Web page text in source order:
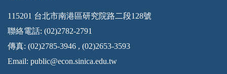
115201 台北市南港區研究院路二段128號
聯絡電話: (02)2782-2791
傳真: (02)2785-3946 , (02)2653-3593
Email: public@econ.sinica.edu.tw